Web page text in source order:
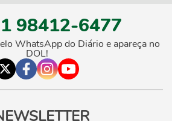
98412-6477
WhatsApp do Diário e apareça no
DOL!